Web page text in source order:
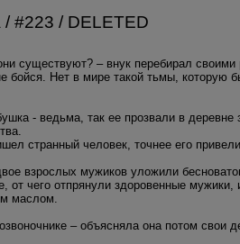
#223 / DELETED
существуют? – внук перебирал
бойся. Нет в мире такой тьмы, которую
- ведьма, так ее прозвали в
странный человек, точнее его
взрослых мужиков уложили
от чего отпрянули здоровенные
маслом.
– объясняла она потом свои